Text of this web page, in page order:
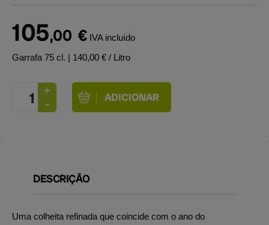
105,00 € IVA incluído
Garrafa 75 cl. | 140,00 € / Litro
DESCRIÇÃO
Uma colheita refinada que coincide com o ano do